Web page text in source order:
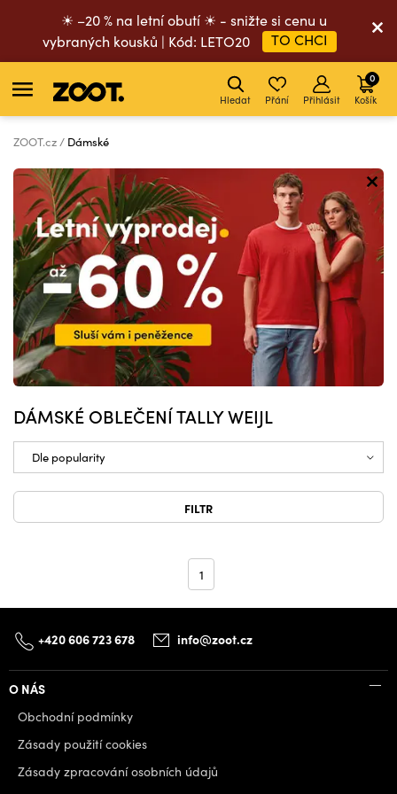
☀ –20 % na letní obutí ☀ - snižte si cenu u
vybraných kousků | Kód: LETO20
TO CHCI
Hledat Přání Přihlásit Košík
0
ZOOT.cz Dámské
DÁMSKÉ OBLEČENÍ TALLY WEIJL
FILTR
1
+420 606 723 678 info@zoot.cz
O NÁS
Obchodní podmínky
Zásady použití cookies
Zásady zpracování osobních údajů